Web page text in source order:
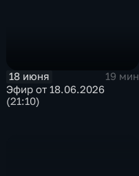
18 июня
19 мин
Эфир от 18.06.2026
(21:10)